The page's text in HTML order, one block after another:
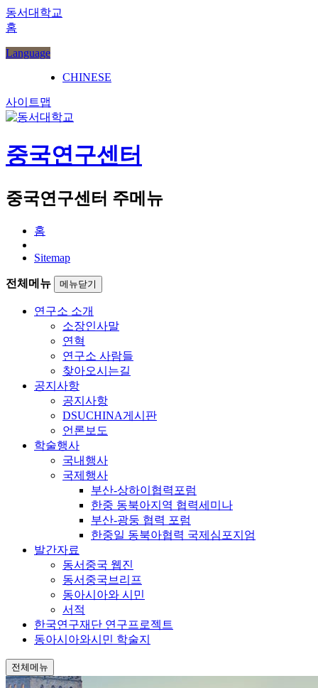
동서대학교
홈
Language
CHINESE
사이트맵
중국연구센터
중국연구센터 주메뉴
홈
Sitemap
전체메뉴 메뉴닫기
연구소 소개
소장인사말
연혁
연구소 사람들
찾아오시는길
공지사항
공지사항
DSUCHINA게시판
언론보도
학술행사
국내행사
국제행사
부산-상하이협력포럼
한중 동북아지역 협력세미나
부산-광둥 협력 포럼
한중일 동북아협력 국제심포지엄
발간자료
동서중국 웹진
동서중국브리프
동아시아와 시민
서적
한국연구재단 연구프로젝트
동아시아와시민 학술지
전체메뉴